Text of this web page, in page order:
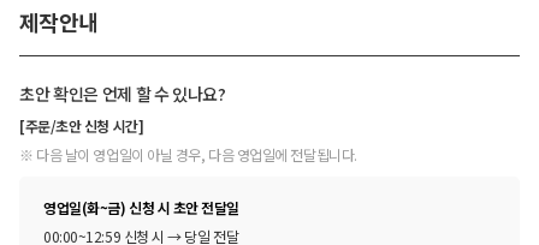
제작안내
초안 확인은 언제 할 수 있나요?
[주문/초안 신청 시간]
※ 다음 날이 영업일이 아닐 경우, 다음 영업일에 전달됩니다.
영업일(화~금) 신청 시 초안 전달일
00:00~12:59 신청 시 → 당일 전달